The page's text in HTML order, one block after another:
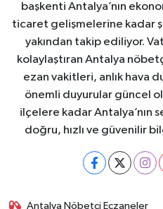
başkenti Antalya’nın
ticaret gelişmelerine kadar
yakından takip ediliyor.
kolaylaştıran Antalya
ezan vakitleri, anlık hava
önemli duyurular güncel
ilçelere kadar Antalya’nın
doğru, hızlı ve güvenilir
Antalya Nöbetçi Eczaneler